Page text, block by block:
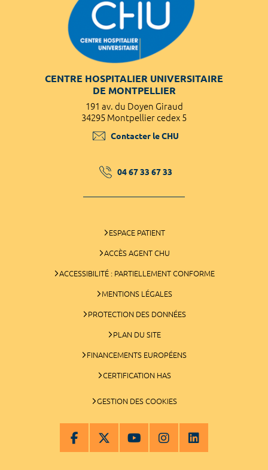
CENTRE HOSPITALIER UNIVERSITAIRE
DE MONTPELLIER
191 av. du Doyen Giraud
34295 Montpellier cedex 5
Contacter le CHU
04 67 33 67 33
ESPACE PATIENT
ACCÈS AGENT CHU
ACCESSIBILITÉ : PARTIELLEMENT CONFORME
MENTIONS LÉGALES
PROTECTION DES DONNÉES
PLAN DU SITE
FINANCEMENTS EUROPÉENS
CERTIFICATION HAS
GESTION DES COOKIES